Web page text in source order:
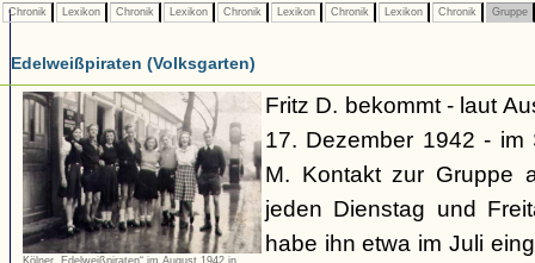
Chronik Lexikon Chronik Lexikon Chronik Lexikon Chronik Lexikon Chronik Gruppe
Edelweißpiraten (Volksgarten)
Kölner „Edelweißpiraten“ im August 1942 in
Fritz D. bekommt - laut
17. Dezember 1942 - im
M. Kontakt zur Gruppe
jeden Dienstag und
habe ihn etwa im Juli